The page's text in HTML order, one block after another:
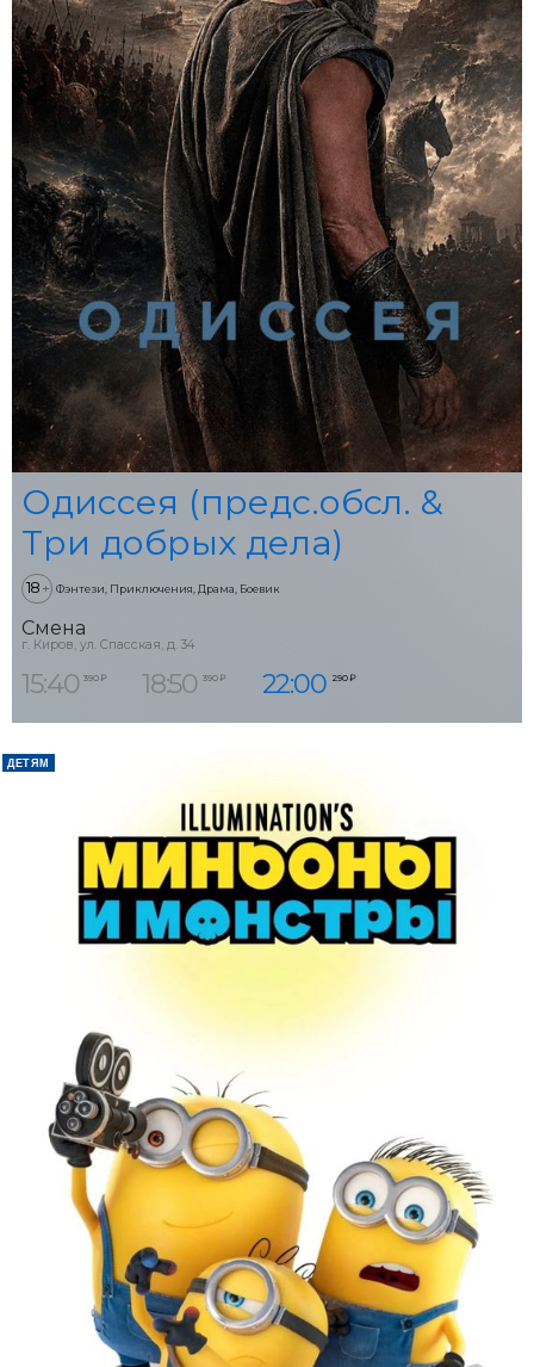
Одиссея (предс.обсл. &
Три добрых дела)
18 + Фэнтези, Приключения, Драма, Боевик
Смена
г. Киров, ул. Спасская, д. 34
15:40 390 ₽ 18:50 390 ₽ 22:00 290 ₽
ДЕТЯМ